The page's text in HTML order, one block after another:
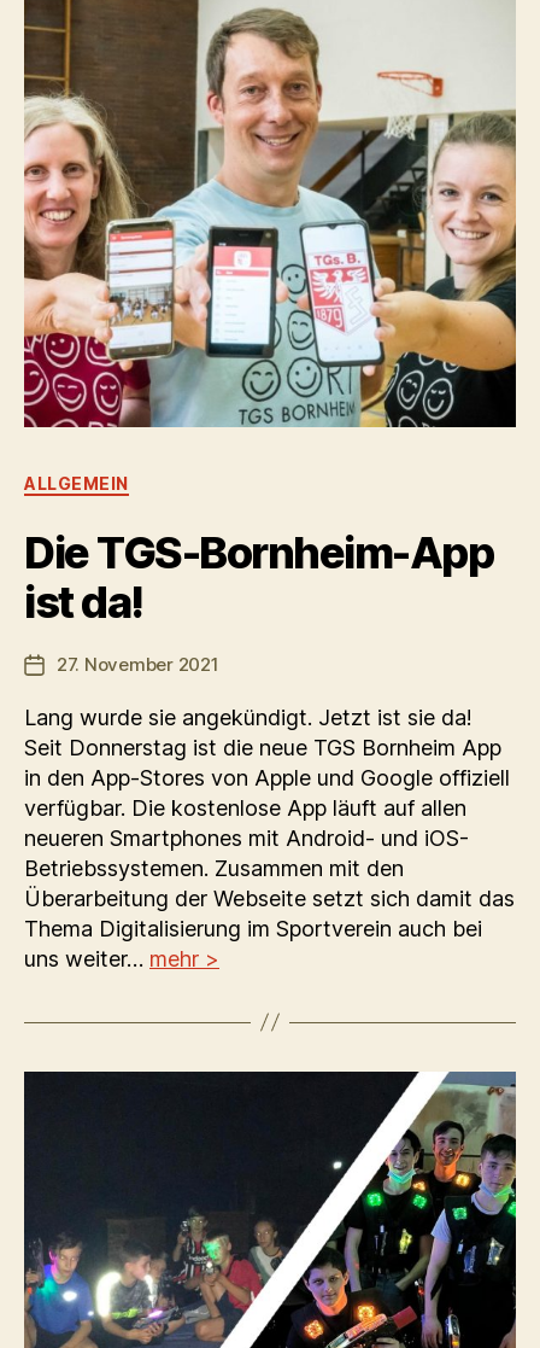
Kategorien
ALLGEMEIN
Die TGS-Bornheim-App
ist da!
Veröffentlichungsdatum
27. November 2021
Lang wurde sie angekündigt. Jetzt ist sie da!
Seit Donnerstag ist die neue TGS Bornheim App
in den App-Stores von Apple und Google offiziell
verfügbar. Die kostenlose App läuft auf allen
neueren Smartphones mit Android- und iOS-
Betriebssystemen. Zusammen mit den
Überarbeitung der Webseite setzt sich damit das
Thema Digitalisierung im Sportverein auch bei
uns weiter… mehr >